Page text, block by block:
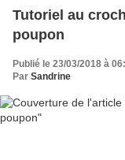
Tutoriel au
poupon
Publié le 23/03/2018 à
Par Sandrine